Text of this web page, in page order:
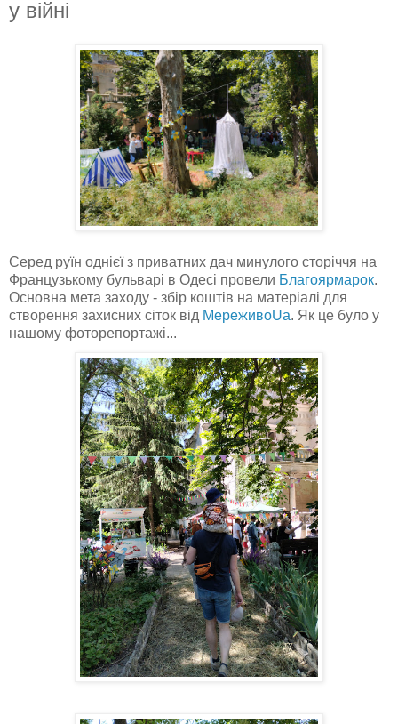
у війні
Серед руїн однієї з приватних дач минулого сторіччя на
Французькому бульварі в Одесі провели Благоярмарок.
Основна мета заходу - збір коштів на матеріалі для
створення захисних сіток від МереживоUa. Як це було у
нашому фоторепортажі...